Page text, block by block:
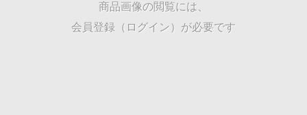
商品画像の閲覧には、
会員登録（ログイン）が必要です